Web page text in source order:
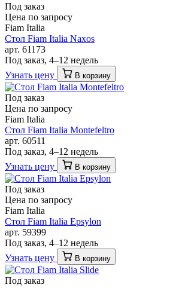
Под заказ
Цена по запросу
Fiam Italia
Стол Fiam Italia Naxos
арт. 61173
Под заказ, 4–12 недель
Узнать цену
В корзину
Под заказ
Цена по запросу
Fiam Italia
Стол Fiam Italia Montefeltro
арт. 60511
Под заказ, 4–12 недель
Узнать цену
В корзину
Под заказ
Цена по запросу
Fiam Italia
Стол Fiam Italia Epsylon
арт. 59399
Под заказ, 4–12 недель
Узнать цену
В корзину
Под заказ